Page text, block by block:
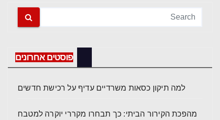
פוסטים אחרונים
למה תיקון כסאות משרדיים עדיף על רכישת חדשים
מהפכת הקירור הביתי: כך תבחרו מקררי יוקרה למטבח